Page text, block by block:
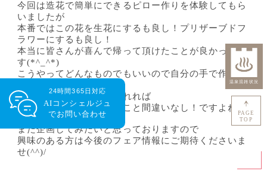
今回は造花で簡単にできるピロー作りを体験してもら
いましたが
本番ではこの花を生花にするも良し！プリザーブドフ
ラワーにするも良し！
本当に皆さんが喜んで帰って頂けたことが良かったで
す(*^_^*)
こうやってどんなものでもいいので自分の手で作った
結婚式や披露宴の中に入れれば
より一層の思い出になること間違いなし！ですよね
(*^_^*)
また企画してみたいと思っておりますので
興味のある方は今後のフェア情報にご期待くださいま
せ(^^)/
PAGE
TOP
24時間365日対応
AIコンシェルジュ
でお問い合わせ